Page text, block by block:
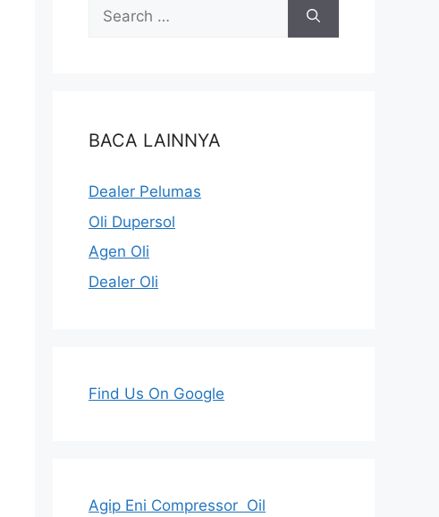
BACA LAINNYA
Dealer Pelumas
Oli Dupersol
Agen Oli
Dealer Oli
Find Us On Google
Agip Eni Compressor Oil